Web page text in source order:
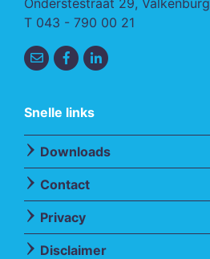
Onderstestraat 29, Valkenburg
T 043 - 790 00 21
Snelle links
Downloads
Contact
Privacy
Disclaimer